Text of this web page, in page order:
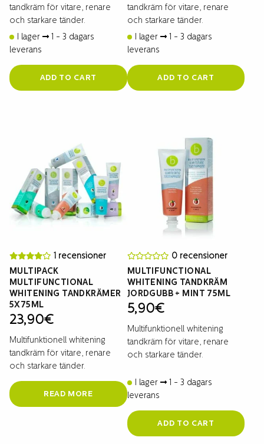
tandkräm för vitare, renare
och starkare tänder.
I lager
1 - 3 dagars
leverans
ADD TO CART
tandkräm för vitare, renare
och starkare tänder.
I lager
1 - 3 dagars
leverans
ADD TO CART
1 recensioner
MULTIPACK
MULTIFUNCTIONAL
WHITENING TANDKRÄMER
5X75ML
23,90€
Multifunktionell whitening
tandkräm för vitare, renare
och starkare tänder.
READ MORE
0 recensioner
MULTIFUNCTIONAL
WHITENING TANDKRÄM
JORDGUBB + MINT 75ML
5,90€
Multifunktionell whitening
tandkräm för vitare, renare
och starkare tänder.
I lager
1 - 3 dagars
leverans
ADD TO CART